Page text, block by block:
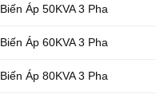
Biến Áp 50KVA 3 Pha
Biến Áp 60KVA 3 Pha
Biến Áp 80KVA 3 Pha